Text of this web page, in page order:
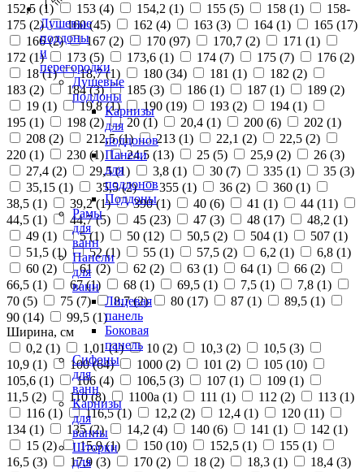
Душевые
поддоны
и
перегородки
Душевые
поддоны
Карнизы
для
поддонов
Панели
для
поддонов
Поддоны
Рамы
для
ванн
Панели
для
ванн
Лицевая
панель
Боковая
панель
Сифоны
для
ванн
Карнизы
для
ванны
Шторки
для
152,5 (1) 153 (4) 154,2 (1) 155 (5) 158 (1)
158-
175 (2) 160 (45) 162 (4) 163 (3) 164 (1) 165 (17)
166 (2) 167 (2) 170 (97) 170,7 (2) 171 (1)
172 (1) 173 (5) 173,6 (1) 174 (7) 175 (7) 176 (2)
18 (1) 18,7 (1) 180 (34) 181 (1) 182 (2)
183 (2) 184 (3) 185 (3) 186 (1) 187 (1) 189 (2)
19 (1) 19,8 (1) 190 (19) 193 (2) 194 (1)
195 (1) 198 (2) 20 (1) 20,4 (1) 200 (6) 202 (1)
208 (2) 212,5 (1) 213 (1) 22,1 (2) 22,5 (2)
220 (1) 230 (1) 24,5 (13) 25 (5) 25,9 (2) 26 (3)
27,4 (2) 29,5 (1) 3,8 (1) 30 (7) 335 (1) 35 (3)
35,15 (1) 35,5 (2) 355 (1) 36 (2) 360 (1)
38,5 (1) 39,2 (1) 390 (1) 40 (6) 41 (1) 44 (11)
44,5 (1) 44,7 (5) 45 (23) 47 (3) 48 (17) 48,2 (1)
49 (1) 5 (1) 50 (12) 50,5 (2) 504 (1) 507 (1)
51,5 (1) 52 (1) 55 (1) 57,5 (2) 6,2 (1) 6,8 (1)
60 (2) 61 (2) 62 (2) 63 (1) 64 (1) 66 (2)
66,5 (1) 67 (1) 68 (1) 69,5 (1) 7,5 (1) 7,8 (1)
70 (5) 75 (7) 8,7 (2) 80 (17) 87 (1) 89,5 (1)
90 (14) 99,5 (1)
Ширина, см
0,2 (1) 1,01 (1) 10 (2) 10,3 (2) 10,5 (3)
10,9 (1) 100 (64) 1000 (2) 101 (2) 105 (10)
105,6 (1) 106 (4) 106,5 (3) 107 (1) 109 (1)
11,5 (2) 110 (8) 1100а (1) 111 (1) 112 (2) 113 (1)
116 (1) 116,5 (1) 12,2 (2) 12,4 (1) 120 (11)
134 (1) 135 (2) 14,2 (4) 140 (6) 141 (1) 142 (1)
15 (2) 15,9 (1) 150 (10) 152,5 (1) 155 (1)
16,5 (3) 17,9 (3) 170 (2) 18 (2) 18,3 (1) 18,4 (3)